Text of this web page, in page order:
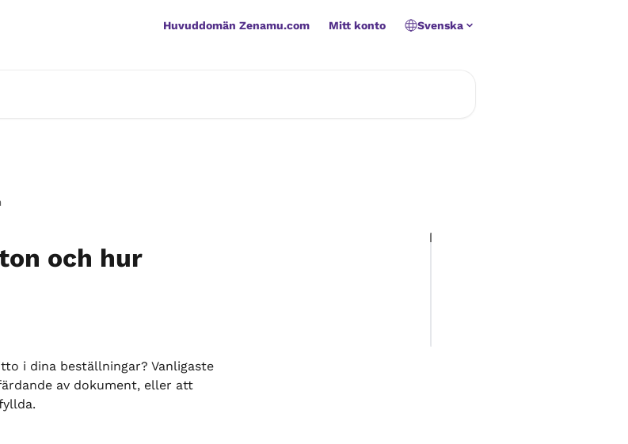
Huvuddomän Zenamu.com Mitt konto Svenska
och hur
i dina beställningar? Vanligaste
av dokument, eller att